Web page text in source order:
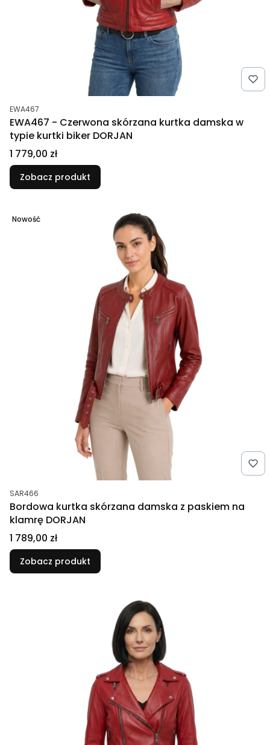
Kod produktu
EWA467
EWA467 - Czerwona skórzana kurtka damska w
typie kurtki biker DORJAN
Cena
1 779,00 zł
Zobacz produkt
Nowość
Kod produktu
SAR466
Bordowa kurtka skórzana damska z paskiem na
klamrę DORJAN
Cena
1 789,00 zł
Zobacz produkt